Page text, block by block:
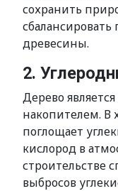
сохранить
сбалансировать
древесины.
2.
Дерево
накопителем. В
поглощает
кислород в
строительстве
выбросов